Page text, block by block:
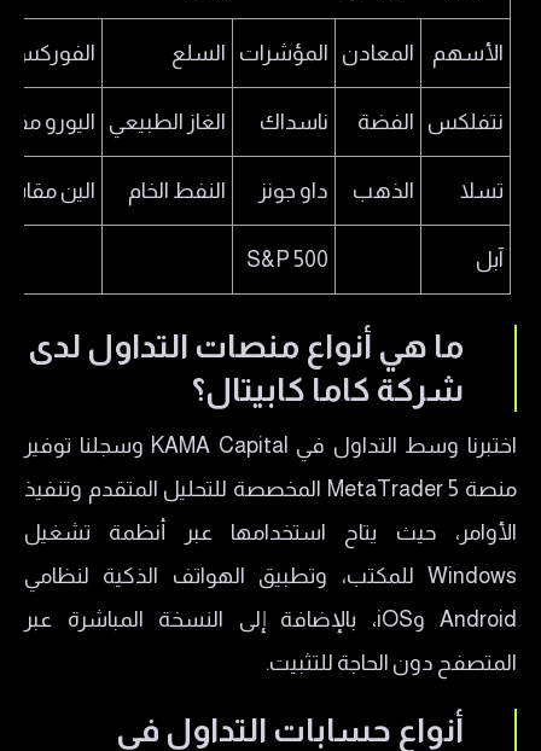
الأسهم المعادن المؤشرات السلع الفوركس
نتفلكس الفضة ناسداك الغاز الطبيعي اليورو
تسلا الذهب داو جونز النفط الخام الين مقابل
آبل S&P 500
ما هي أنواع منصات التداول لدى
شركة كاما كابيتال؟
​اختبرنا وسط التداول في KAMA Capital وسجلنا توفير
منصة MetaTrader 5 المخصصة للتحليل المتقدم وتنفيذ
الأوامر، حيث يتاح استخدامها عبر أنظمة تشغيل
Windows للمكتب، وتطبيق الهواتف الذكية لنظامي
Android وiOS، بالإضافة إلى النسخة المباشرة عبر
المتصفح دون الحاجة للتثبيت.
​أنواع حسابات التداول في